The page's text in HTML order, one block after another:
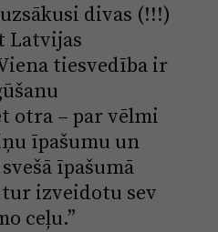
divas (!!!)
Latvijas
tiesvedība ir
otra – par vēlmi
īpašumu un
īpašumā
izveidotu sev
ceļu.”